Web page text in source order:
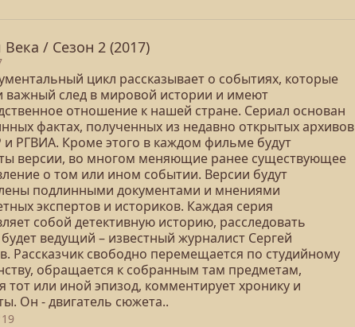
Века / Сезон 2 (2017)
цикл рассказывает о событиях, которые
важный след в мировой истории и имеют
отношение к нашей стране. Сериал основан
фактах, полученных из недавно открытых архивов
РГВИА. Кроме этого в каждом фильме будут
версии, во многом меняющие ранее существующее
о том или ином событии. Версии будут
подлинными документами и мнениями
экспертов и историков. Каждая серия
собой детективную историю, расследовать
ведущий – известный журналист Сергей
Рассказчик свободно перемещается по студийному
обращается к собранным там предметам,
тот или иной эпизод, комментирует хронику и
Он - двигатель сюжета..
19